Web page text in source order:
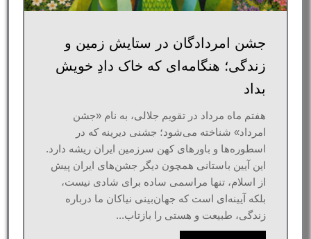
جشن امردادگان در ستایش زمین و
زندگی؛ هنگامه‌ای که خاک دادِ خویش
بداد
هفتم ماه مرداد در تقویم جلالی، به نام «جشن
امرداد» شناخته می‌شود؛ جشنی دیرینه که در
اسطوره‌ها و باورهای کهن سرزمین ایران ریشه دارد.
این آیین باستانی همچون دیگر جشن‌های ایران پیش
از اسلام، تنها مراسمی ساده برای شادی نیست،
بلکه آیینه‌ای‌ است که جهان‌بینی نیاکان ما درباره
زندگی، طبیعت و هستی را بازتاب...